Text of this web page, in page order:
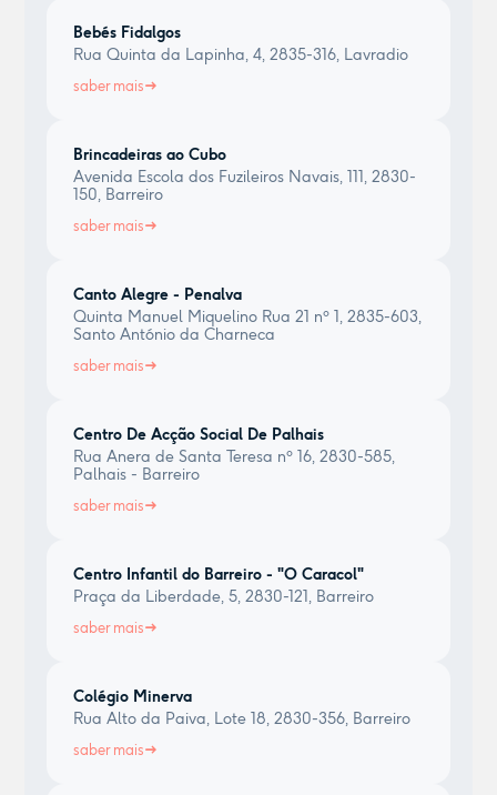
Bebés Fidalgos
Rua Quinta da Lapinha, 4, 2835-316, Lavradio
saber mais
Brincadeiras ao Cubo
Avenida Escola dos Fuzileiros Navais, 111, 2830-
150, Barreiro
saber mais
Canto Alegre - Penalva
Quinta Manuel Miquelino Rua 21 nº 1, 2835-603,
Santo António da Charneca
saber mais
Centro De Acção Social De Palhais
Rua Anera de Santa Teresa nº 16, 2830-585,
Palhais - Barreiro
saber mais
Centro Infantil do Barreiro - "O Caracol"
Praça da Liberdade, 5, 2830-121, Barreiro
saber mais
Colégio Minerva
Rua Alto da Paiva, Lote 18, 2830-356, Barreiro
saber mais